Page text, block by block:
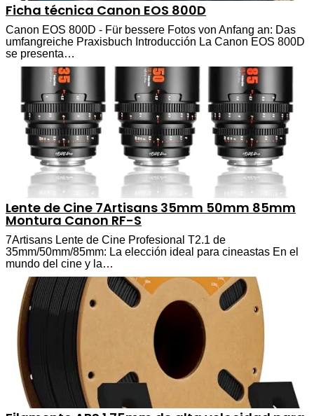
Ficha técnica Canon EOS 800D
Canon EOS 800D - Für bessere Fotos von Anfang an: Das
umfangreiche Praxisbuch Introducción La Canon EOS 800D
se presenta…
Lente de Cine 7Artisans 35mm 50mm 85mm
Montura Canon RF-S
7Artisans Lente de Cine Profesional T2.1 de
35mm/50mm/85mm: La elección ideal para cineastas En el
mundo del cine y la…